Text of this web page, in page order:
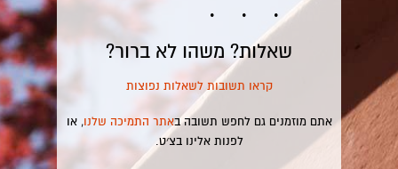
שאלות? משהו לא ברור?
קראו תשובות לשאלות נפוצות
אתם מוזמנים גם לחפש תשובה באתר התמיכה שלנו, או
לפנות אלינו בצ׳ט.